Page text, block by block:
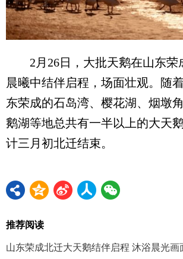
2月26日，大批天鹅在山东荣
晨曦中结伴启程，场面壮观。随
东荣成的石岛湾、樱花湖、烟墩
鹅湖等地总共有一半以上的大天
计三月初北迁结束。
推荐阅读
山东荣成北迁大天鹅结伴启程 沐浴晨光画